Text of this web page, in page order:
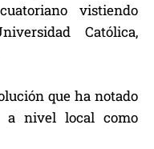
vistiendo
Católica,
que ha notado
nivel local como